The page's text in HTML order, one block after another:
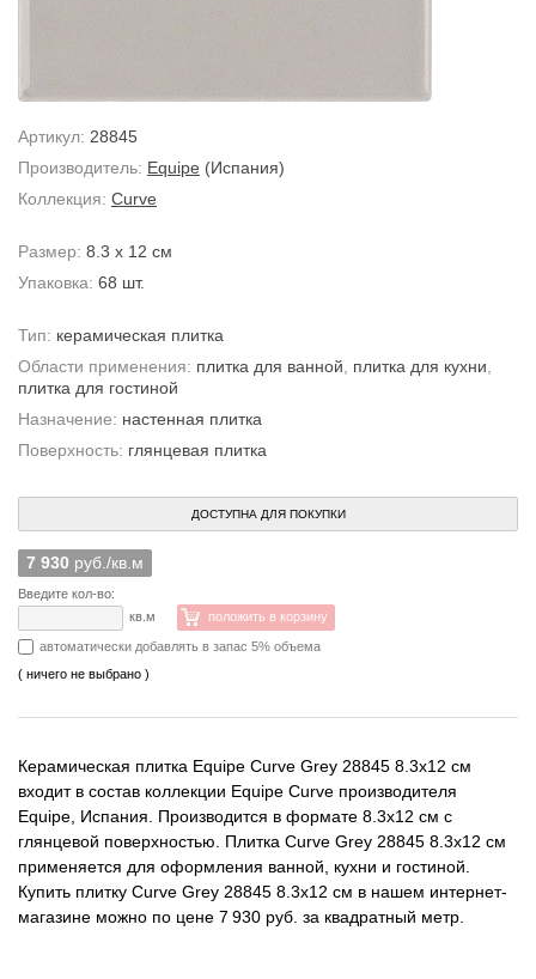
Артикул: 28845
Производитель: Equipe (Испания)
Коллекция: Curve
Размер: 8.3 x 12 см
Упаковка: 68 шт.
Тип: керамическая плитка
Области применения: плитка для ванной плитка для кухни
плитка для гостиной
Назначение: настенная плитка
Поверхность: глянцевая плитка
ДОСТУПНА ДЛЯ ПОКУПКИ
7 930 руб./кв.м
Введите кол-во:
кв.м
положить в корзину
автоматически добавлять в запас 5% объема
( ничего не выбрано )
Керамическая плитка Equipe Curve Grey 28845 8.3x12 см
входит в состав коллекции Equipe Curve производителя
Equipe, Испания. Производится в формате 8.3x12 см с
глянцевой поверхностью. Плитка Curve Grey 28845 8.3x12 см
применяется для оформления ванной, кухни и гостиной.
Купить плитку Curve Grey 28845 8.3x12 см в нашем интернет-
магазине можно по цене 7 930 руб. за квадратный метр.